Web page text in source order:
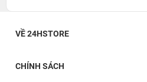
VỀ 24HSTORE
CHÍNH SÁCH